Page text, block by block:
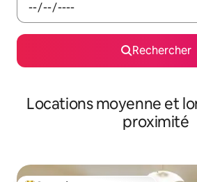
Rechercher
Locations moyenne et
proximité